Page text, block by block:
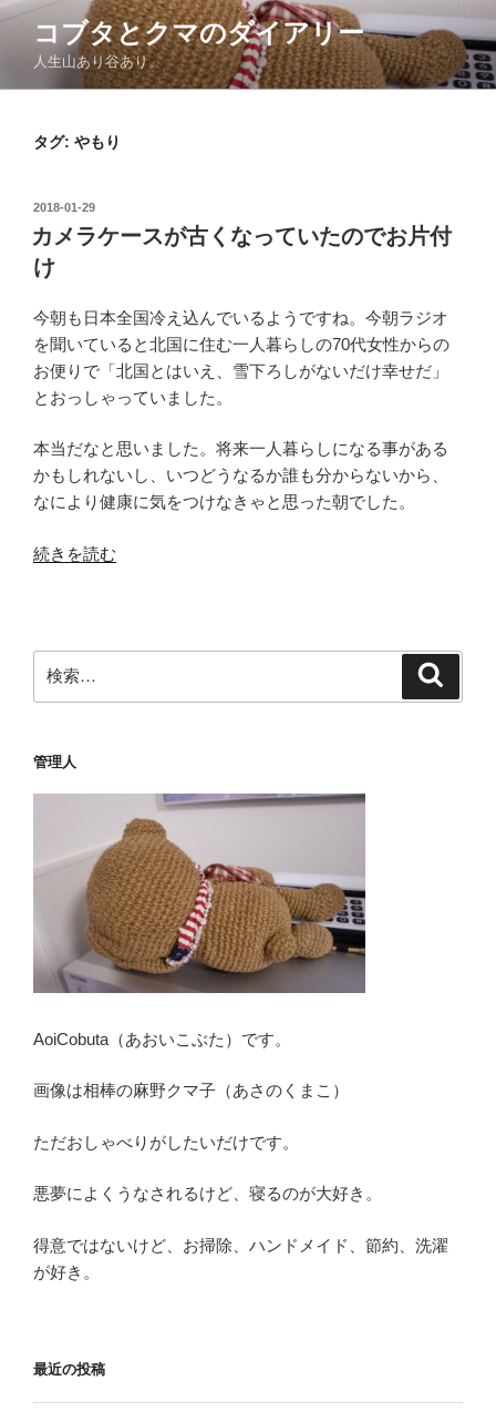
コ
ン
コブタとクマのダイアリー
人生山あり谷あり。
タグ: やもり
投
稿
日:
2018-01-29
カメラケースが古くなっていたのでお片付
け
今朝も日本全国冷え込んでいるようですね。今朝ラジオ
を聞いていると北国に住む一人暮らしの70代女性からの
お便りで「北国とはいえ、雪下ろしがないだけ幸せだ」
とおっしゃっていました。
本当だなと思いました。将来一人暮らしになる事がある
かもしれないし、いつどうなるか誰も分からないから、
なにより健康に気をつけなきゃと思った朝でした。
“カ
ー
ス
く
な
い
付
の
続きを読む
索:
管理人
AoiCobuta（あおいこぶた）です。
画像は相棒の麻野クマ子（あさのくまこ）
ただおしゃべりがしたいだけです。
悪夢によくうなされるけど、寝るのが大好き。
得意ではないけど、お掃除、ハンドメイド、節約、洗濯
が好き。
最近の投稿